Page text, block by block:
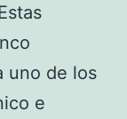
uno de los
e